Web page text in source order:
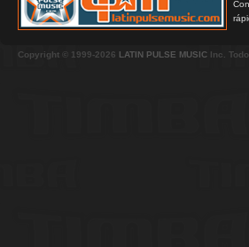
Copyright © 1999-2026 LATIN PULSE MUSIC Inc.